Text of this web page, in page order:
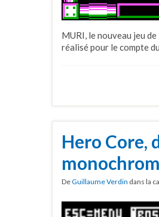
MURI, le nouveau jeu
réalisé pour le compte
Hero Core,
DeGuillaume Verdin dans la